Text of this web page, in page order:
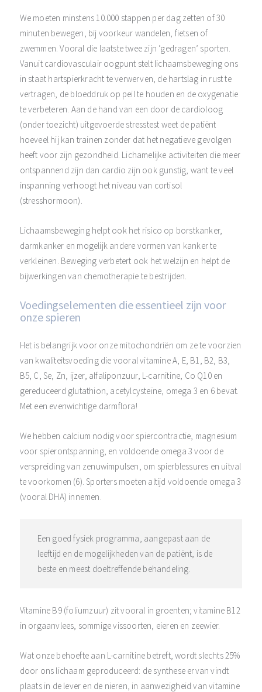
We moeten minstens 10.000 stappen per dag zetten of 30
minuten bewegen, bij voorkeur wandelen, fietsen of
zwemmen. Vooral die laatste twee zijn ‘gedragen’ sporten.
Vanuit cardiovasculair oogpunt stelt lichaamsbeweging ons
in staat hartspierkracht te verwerven, de hartslag in rust te
vertragen, de bloeddruk op peil te houden en de oxygenatie
te verbeteren. Aan de hand van een door de cardioloog
(onder toezicht) uitgevoerde stresstest weet de patiënt
hoeveel hij kan trainen zonder dat het negatieve gevolgen
heeft voor zijn gezondheid. Lichamelijke activiteiten die meer
ontspannend zijn dan cardio zijn ook gunstig, want te veel
inspanning verhoogt het niveau van cortisol
(stresshormoon).
Lichaamsbeweging helpt ook het risico op borstkanker,
darmkanker en mogelijk andere vormen van kanker te
verkleinen. Beweging verbetert ook het welzijn en helpt de
bijwerkingen van chemotherapie te bestrijden.
Voedingselementen die essentieel zijn voor
onze spieren
Het is belangrijk voor onze mitochondriën om ze te voorzien
van kwaliteitsvoeding die vooral vitamine A, E, B1, B2, B3,
B5, C, Se, Zn, ijzer, alfaliponzuur, L-carnitine, Co Q10 en
gereduceerd glutathion, acetylcysteïne, omega 3 en 6 bevat.
Met een evenwichtige darmflora!
We hebben calcium nodig voor spiercontractie, magnesium
voor spierontspanning, en voldoende omega 3 voor de
verspreiding van zenuwimpulsen, om spierblessures en uitval
te voorkomen (6). Sporters moeten altijd voldoende omega 3
(vooral DHA) innemen.
Een goed fysiek programma, aangepast aan de
leeftijd en de mogelijkheden van de patiënt, is de
beste en meest doeltreffende behandeling.
Vitamine B9 (foliumzuur) zit vooral in groenten; vitamine B12
in orgaanvlees, sommige vissoorten, eieren en zeewier.
Wat onze behoefte aan L-carnitine betreft, wordt slechts 25%
door ons lichaam geproduceerd: de synthese ervan vindt
plaats in de lever en de nieren, in aanwezigheid van vitamine